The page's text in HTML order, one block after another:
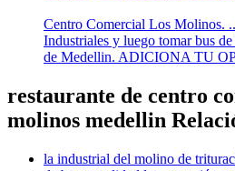
Centro Comercial Los Molinos.
Industriales y luego tomar bus
de Medellin. ADICIONA TU
restaurante de centro
molinos medellin
la industrial del molino de